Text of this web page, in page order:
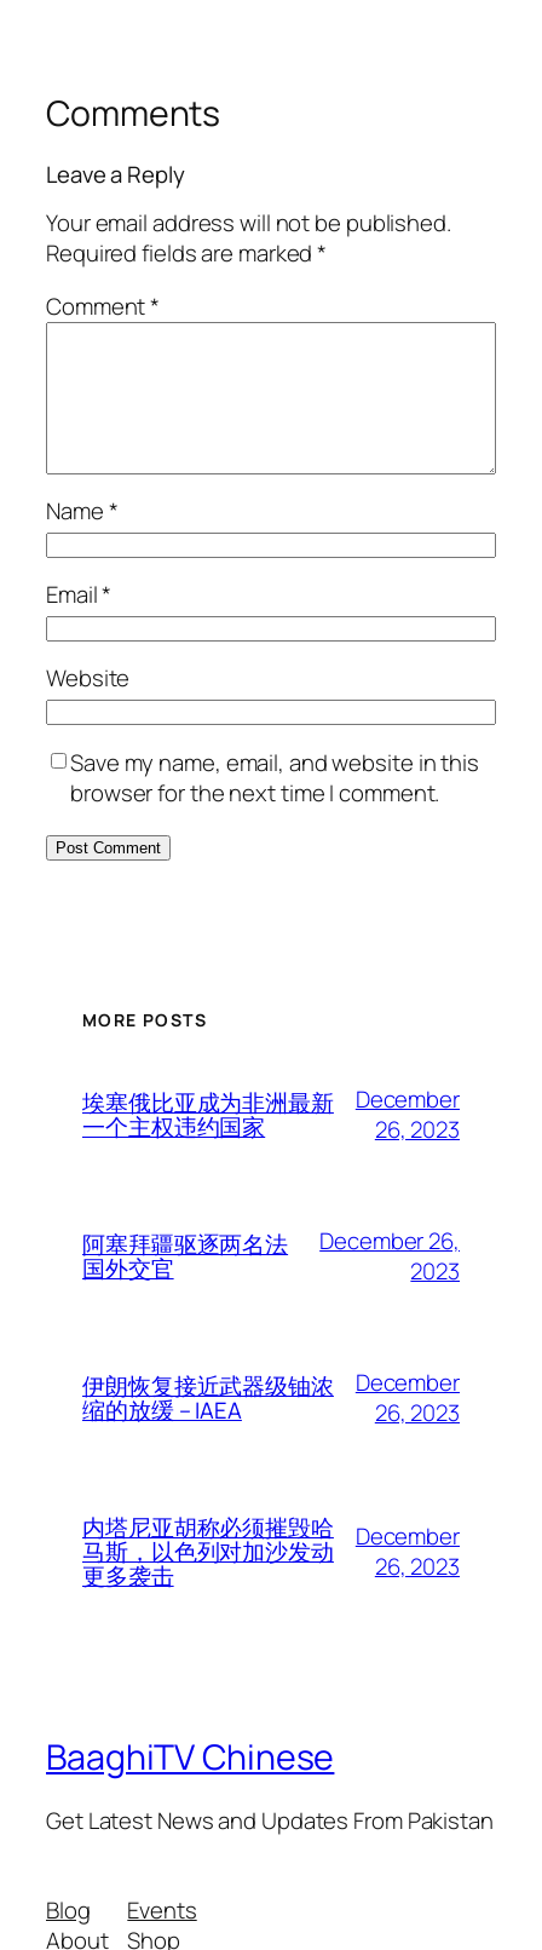
Comments
Leave a Reply
Your email address will not be published.
Required fields are marked*
Comment*
Name*
Email*
Website
Save my name, email, and website in this
browser for the next time I comment.
MORE POSTS
埃塞俄比亚成为非洲最新
一个主权违约国家
December
26, 2023
阿塞拜疆驱逐两名法
国外交官
December 26,
2023
伊朗恢复接近武器级铀浓
缩的放缓 – IAEA
December
26, 2023
内塔尼亚胡称必须摧毁哈
马斯，以色列对加沙发动
更多袭击
December
26, 2023
BaaghiTV Chinese
Get Latest News and Updates From Pakistan
Blog
About
Events
Shop